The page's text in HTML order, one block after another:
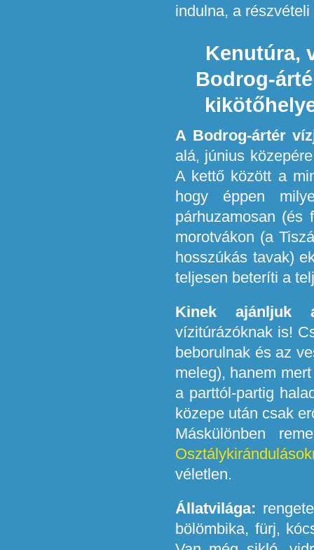
indulna, a
Kenutúra,
Bodrog-
A Bodrog-ártér
alá, június
A kettő között a
hogy éppen
párhuzamosan (és
morotvákon (a
hosszúkás tavak)
teljesen beteríti a
Kinek ajánljuk
vízitúrázóknak is!
beborulnak és az
meleg), hanem
a parttól-partig
közepe után csak
Máskülönben
véletlen.
Állatvilága:
bölömbika, fürj,